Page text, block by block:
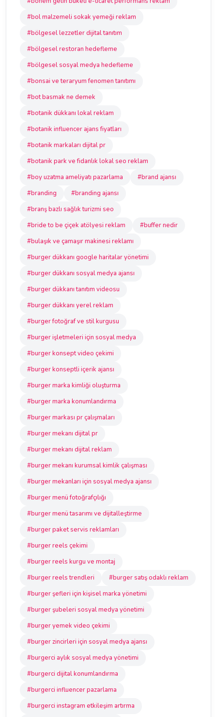
#bol malzemeli sokak yemeği reklam
#bölgesel lezzetler dijital tanıtım
#bölgesel restoran hedefleme
#bölgesel sosyal medya hedefleme
#bonsai ve teraryum fenomen tanıtımı
#bot basmak ne demek
#botanik dükkanı lokal reklam
#botanik influencer ajans fiyatları
#botanik markaları dijital pr
#botanik park ve fidanlık lokal seo reklam
#boy uzatma ameliyatı pazarlama
#brand ajansı
#branding
#branding ajansı
#branş bazlı sağlık turizmi seo
#bride to be çiçek atölyesi reklam
#buffer nedir
#bulaşık ve çamaşır makinesi reklamı
#burger dükkanı google haritalar yönetimi
#burger dükkanı sosyal medya ajansı
#burger dükkanı tanıtım videosu
#burger dükkanı yerel reklam
#burger fotoğraf ve stil kurgusu
#burger işletmeleri için sosyal medya
#burger konsept video çekimi
#burger konseptli içerik ajansı
#burger marka kimliği oluşturma
#burger marka konumlandırma
#burger markası pr çalışmaları
#burger mekanı dijital pr
#burger mekanı dijital reklam
#burger mekanı kurumsal kimlik çalışması
#burger mekanları için sosyal medya ajansı
#burger menü fotoğrafçılığı
#burger menü tasarımı ve dijitalleştirme
#burger paket servis reklamları
#burger reels çekimi
#burger reels kurgu ve montaj
#burger reels trendleri
#burger satış odaklı reklam
#burger şefleri için kişisel marka yönetimi
#burger şubeleri sosyal medya yönetimi
#burger yemek video çekimi
#burger zincirleri için sosyal medya ajansı
#burgerci aylık sosyal medya yönetimi
#burgerci dijital konumlandırma
#burgerci influencer pazarlama
#burgerci instagram etkileşim artırma